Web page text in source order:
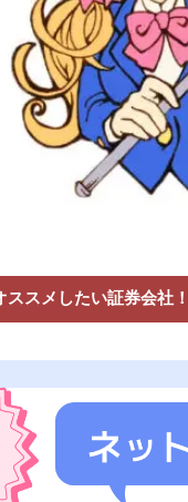
スメしたい証券会社！